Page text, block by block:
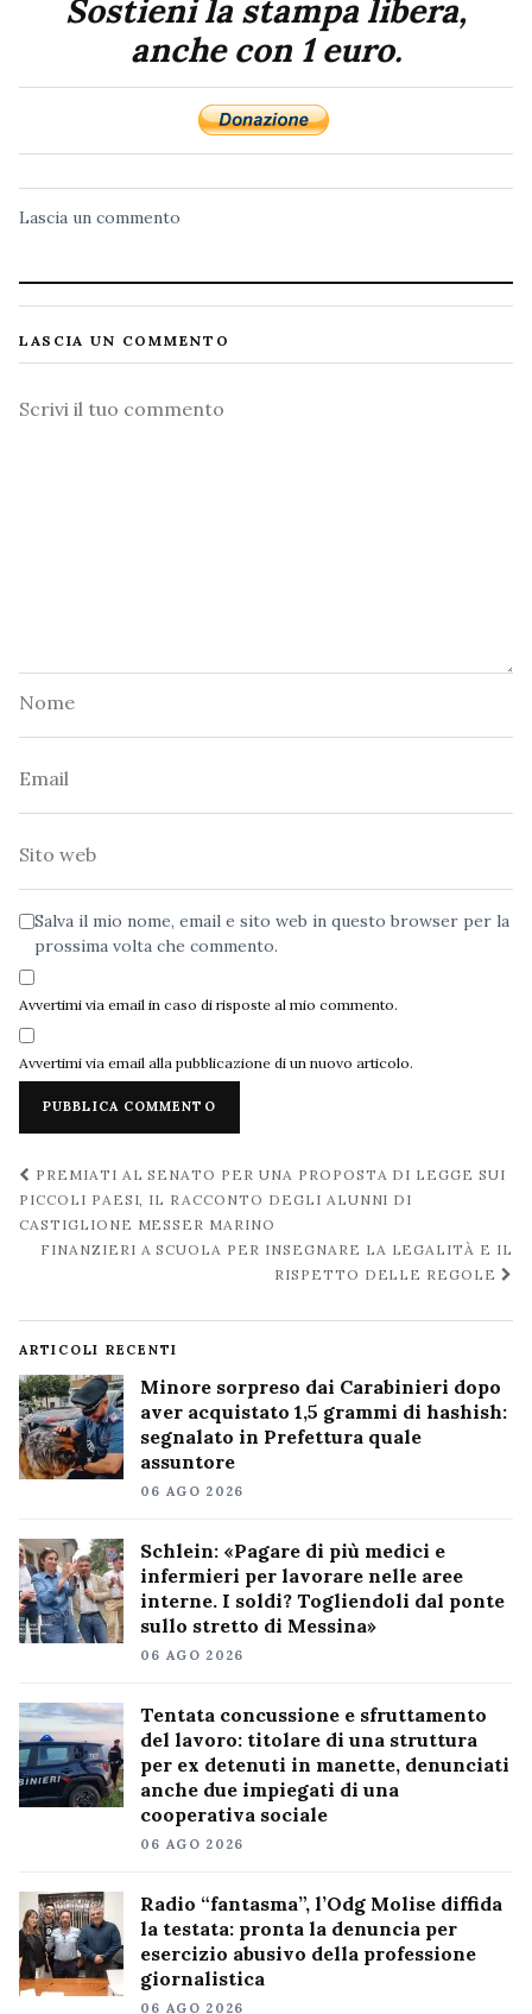
Sostieni la stampa libera,
anche con 1 euro.
Lascia un commento
LASCIA UN COMMENTO
Commento
Salva il mio nome, email e sito web in questo browser per la
prossima volta che commento.
Avvertimi via email in caso di risposte al mio commento.
Avvertimi via email alla pubblicazione di un nuovo articolo.
Navigazione
post
PREMIATI AL SENATO PER UNA PROPOSTA DI LEGGE SUI
PICCOLI PAESI, IL RACCONTO DEGLI ALUNNI DI
CASTIGLIONE MESSER MARINO
FINANZIERI A SCUOLA PER INSEGNARE LA LEGALITÀ E IL
RISPETTO DELLE REGOLE
ARTICOLI RECENTI
Minore sorpreso dai Carabinieri dopo
aver acquistato 1,5 grammi di hashish:
segnalato in Prefettura quale
assuntore
06 AGO 2026
Schlein: «Pagare di più medici e
infermieri per lavorare nelle aree
interne. I soldi? Togliendoli dal ponte
sullo stretto di Messina»
06 AGO 2026
Tentata concussione e sfruttamento
del lavoro: titolare di una struttura
per ex detenuti in manette, denunciati
anche due impiegati di una
cooperativa sociale
06 AGO 2026
Radio “fantasma”, l’Odg Molise diffida
la testata: pronta la denuncia per
esercizio abusivo della professione
giornalistica
06 AGO 2026